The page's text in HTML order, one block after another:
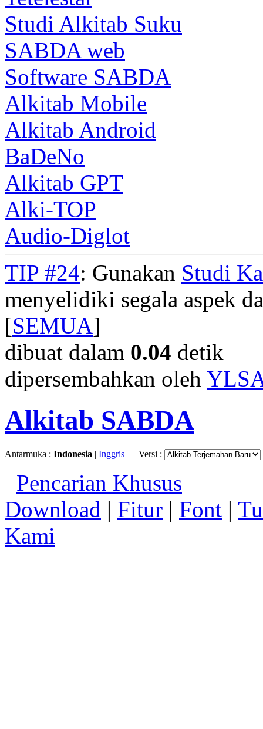
Studi Alkitab Suku
SABDA web
Software SABDA
Alkitab Mobile
Alkitab Android
BaDeNo
Alkitab GPT
Alki-TOP
Audio-Diglot
TIP #24: Gunakan Studi
menyelidiki segala aspek
[SEMUA]
dibuat dalam 0.04 detik
dipersembahkan oleh
Alkitab SABDA
Antarmuka : Indonesia | Inggris Versi :
Pencarian Khusus
Download | Fitur | Font |
Kami